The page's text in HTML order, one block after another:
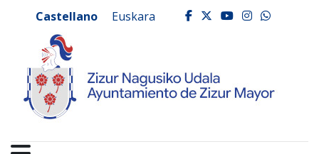
Ayuntamiento de
Castellano Euskara facebook
twitter
youtube